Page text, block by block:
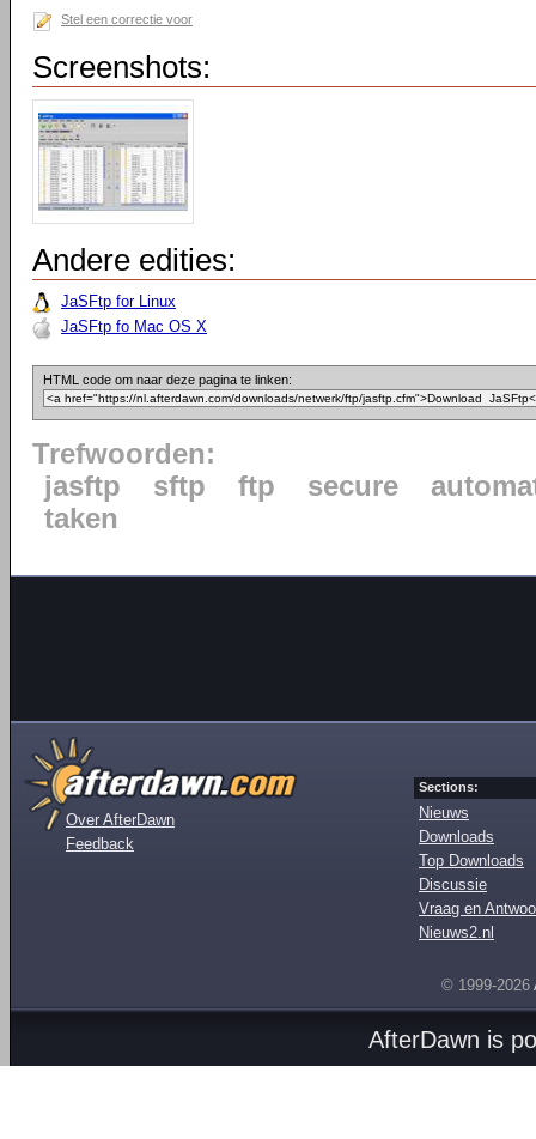
Stel een correctie voor
Screenshots:
Andere edities:
JaSFtp for Linux
JaSFtp fo Mac OS X
HTML code om naar deze pagina te linken:
Trefwoorden:
jasftp
sftp ftp secure
taken
Over AfterDawn
Feedback
Sections:
Nieuws
Downloads
Top Downloads
Discussie
Vraag en
Nieuws2.nl
© 1999-2026
AfterDawn is